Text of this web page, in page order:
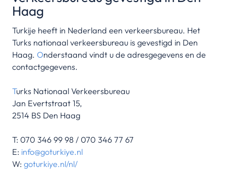
Haag
Turkije heeft in Nederland een verkeersbureau. Het
Turks nationaal verkeersbureau is gevestigd in Den
Haag. Onderstaand vindt u de adresgegevens en de
contactgegevens.
Turks Nationaal Verkeersbureau
Jan Evertstraat 15,
2514 BS Den Haag
T: 070 346 99 98 / 070 346 77 67
E: info@goturkiye.nl
W: goturkiye.nl/nl/